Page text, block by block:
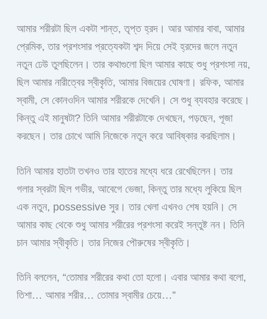
আমার শরীরটা ছিল একটা শান্ত, তৃপ্ত হ্রদ। আর আমার বাবা, আমার
প্রেমিক, তার প্রশংসার প্রত্যেকটা শব্দ দিয়ে সেই হ্রদের জলে নতুন
নতুন ঢেউ তুলছিলেন। তার কথাগুলো ছিল আমার কাছে শুধু প্রশংসা নয়,
ছিল আমার নারীত্বের স্বীকৃতি, আমার বিজয়ের ঘোষণা। রফিক, আমার
স্বামী, সে কোনওদিন আমার শরীরকে দেখেনি। সে শুধু ব্যবহার করেছে।
কিন্তু এই মানুষটা? তিনি আমার শরীরটাকে দেখছেন, পড়ছেন, পূজা
করছেন। তার চোখে আমি নিজেকে নতুন করে আবিষ্কার করছিলাম।
তিনি আমার হাতটা তখনও তার হাতের মধ্যে ধরে রেখেছিলেন। তার
গলার স্বরটা ছিল গভীর, আবেগে ভেজা, কিন্তু তার মধ্যে লুকিয়ে ছিল
এক নতুন, possessive সুর। তার খেলা এখনও শেষ হয়নি। সে
আমার কাছ থেকে শুধু আমার শরীরের প্রশংসা করেই সন্তুষ্ট নন। তিনি
চান আমার স্বীকৃতি। তার নিজের পৌরুষের স্বীকৃতি।
তিনি বললেন, “তোমার শরীরের কথা তো হলো। এবার আমার কথা বলো,
তিশা… আমার শরীর… তোমার স্বামীর চেয়ে…”